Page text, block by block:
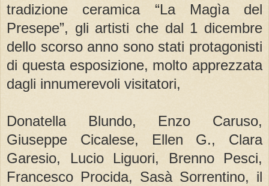
tradizione ceramica “La Magìa del
Presepe”, gli artisti che dal 1 dicembre
dello scorso anno sono stati protagonisti
di questa esposizione, molto apprezzata
dagli innumerevoli visitatori,
Donatella Blundo, Enzo Caruso,
Giuseppe Cicalese, Ellen G., Clara
Garesio, Lucio Liguori, Brenno Pesci,
Francesco Procida, Sasà Sorrentino, il